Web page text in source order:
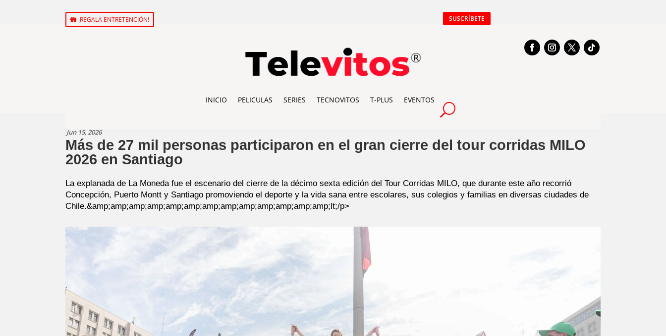
¡REGALA ENTRETENCIÓN! SUSCRÍBETE
INICIO PELICULAS SERIES TECNOVITOS T-PLUS EVENTOS
Jun 15, 2026
Más de 27 mil personas participaron en el gran cierre del tour corridas MILO
2026 en Santiago
La explanada de La Moneda fue el escenario del cierre de la décimo sexta edición del Tour Corridas MILO, que durante este año recorrió
Concepción, Puerto Montt y Santiago promoviendo el deporte y la vida sana entre escolares, sus colegios y familias en diversas ciudades de
Chile.&amp;amp;amp;amp;amp;amp;amp;amp;amp;amp;amp;amp;amp;lt;/p>